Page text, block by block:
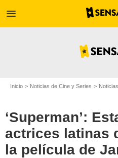
menu
Inicio Noticias de Cine y Series
‘Superman’:
actrices latinas
la película de
DC